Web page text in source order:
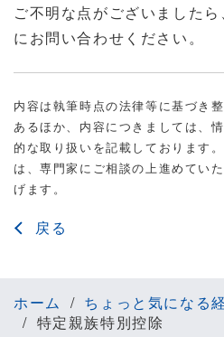
ご不明な点がございました
にお問い合わせください。
内容は執筆時点の法律等に基づき
あるほか、内容につきましては、
的な取り扱いを記載しております
は、専門家にご相談の上進めてい
げます。
戻る
ホーム
ちょっと気になる
特定親族特別控除